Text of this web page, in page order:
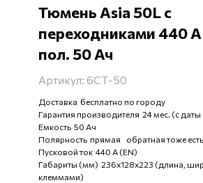
Тюмень Asia 50L с
переходниками 440
пол. 50 Ач
Артикул: 6СТ-50
Доставка бесплатно по городу
Гарантия производителя 24 мес. (с
Емкость 50 Ач
Полярность прямая обратная тоже
Пусковой ток 440 А (EN)
Габариты (мм) 236x128x223 (длина,
клеммами)